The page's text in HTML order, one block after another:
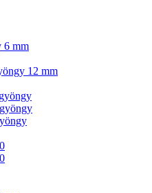
6 mm
12 mm